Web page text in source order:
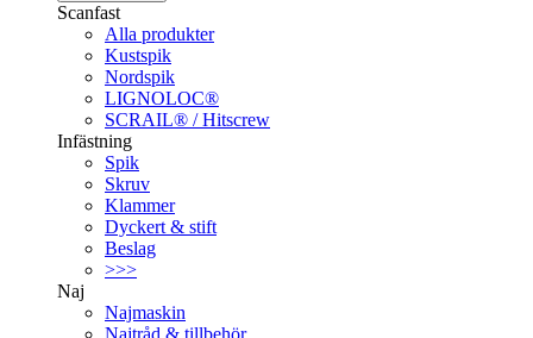
Scanfast
Alla produkter
Kustspik
Nordspik
LIGNOLOC®
SCRAIL® / Hitscrew
Infästning
Spik
Skruv
Klammer
Dyckert & stift
Beslag
>>>
Naj
Najmaskin
Najtråd & tillbehör